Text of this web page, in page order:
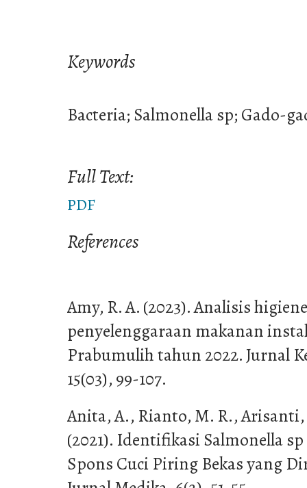
Keywords
Bacteria; Salmonella sp; Gado-
Full Text:
PDF
References
Amy, R. A. (2023). Analisis
penyelenggaraan makanan
Prabumulih tahun 2022. Jurnal
15(03), 99-107.
Anita, A., Rianto, M. R.,
(2021). Identifikasi Salmonella
Spons Cuci Piring Bekas yang